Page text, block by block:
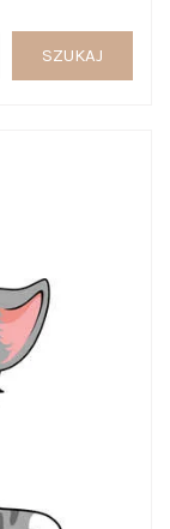
SZUKAJ